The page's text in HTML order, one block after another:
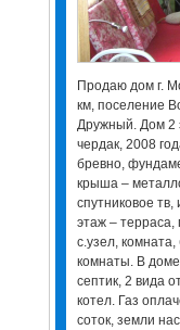
Продаю дом г.
км, поселение
Дружный. Дом 2
чердак, 2008
бревно,
крыша –
спутниковое
этаж – терраса,
с.узел,
комнаты. В доме
септик, 2 вида
котел. Газ
соток, земли